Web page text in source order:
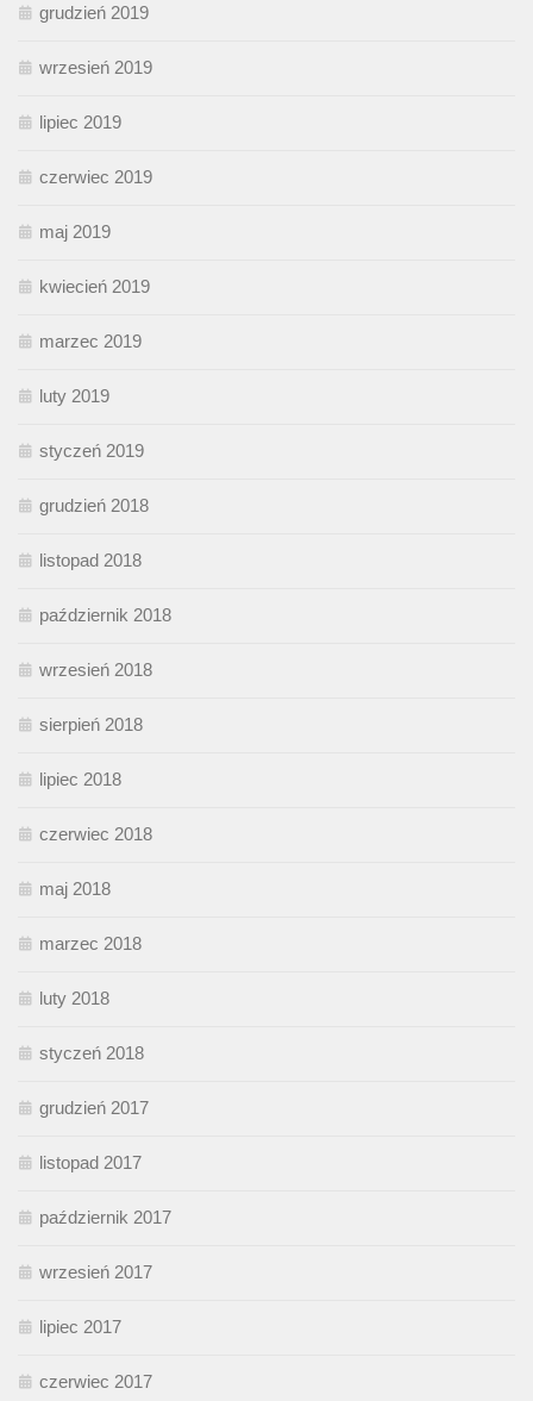
grudzień 2019
wrzesień 2019
lipiec 2019
czerwiec 2019
maj 2019
kwiecień 2019
marzec 2019
luty 2019
styczeń 2019
grudzień 2018
listopad 2018
październik 2018
wrzesień 2018
sierpień 2018
lipiec 2018
czerwiec 2018
maj 2018
marzec 2018
luty 2018
styczeń 2018
grudzień 2017
listopad 2017
październik 2017
wrzesień 2017
lipiec 2017
czerwiec 2017